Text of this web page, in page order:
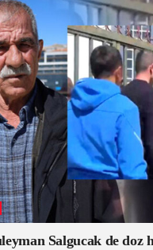
Salgucak de doz